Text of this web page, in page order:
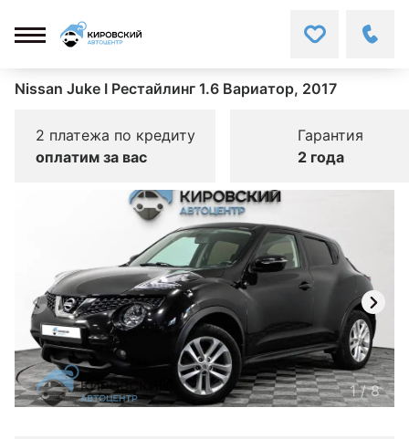
Nissan Juke I Рестайлинг 1.6 Вариатор, 2017
2 платежа по кредиту
оплатим за вас
Гарантия
2 года
1/8